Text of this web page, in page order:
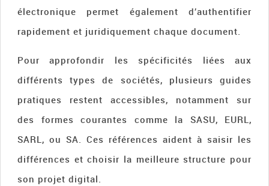
électronique permet également d’authentifier
rapidement et juridiquement chaque document.
Pour approfondir les spécificités liées aux
différents types de sociétés, plusieurs guides
pratiques restent accessibles, notamment sur
des formes courantes comme la SASU, EURL,
SARL, ou SA. Ces références aident à saisir les
différences et choisir la meilleure structure pour
son projet digital.